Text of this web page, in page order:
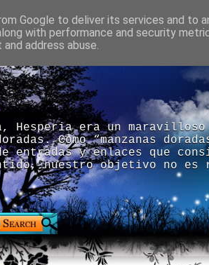
Hesperia era un
Como “manzanas
entradas y enlaces que
nuestro objetivo no
Google to deliver its services and to
with performance and security
address abuse.